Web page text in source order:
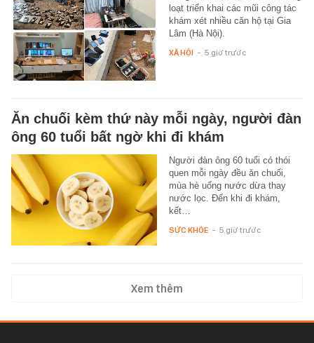
loạt triển khai các mũi công tác
khám xét nhiều căn hộ tại Gia
Lâm (Hà Nội).
XÃ HỘI - 5 giờ trước
Ăn chuối kèm thứ này mỗi ngày, người đàn
ông 60 tuổi bất ngờ khi đi khám
Người đàn ông 60 tuổi có thói
quen mỗi ngày đều ăn chuối,
mùa hè uống nước dừa thay
nước lọc. Đến khi đi khám,
kết…
SỨC KHỎE - 5 giờ trước
Xem thêm